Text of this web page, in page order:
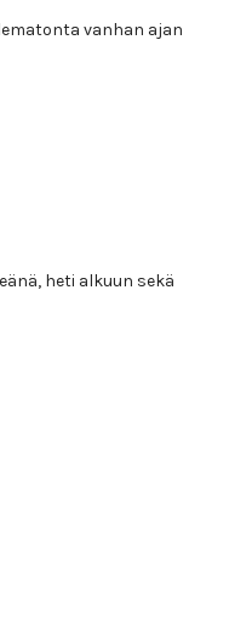
vanhan ajan
heti alkuun sekä